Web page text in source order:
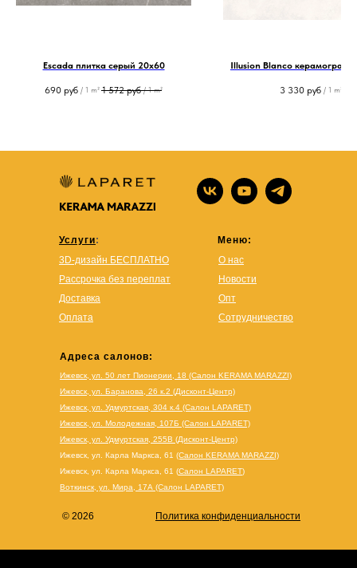
Escada плитка серый 20х60
690 руб / 1 m² 1 572 руб / 1 m²
Illusion Blanco
3 330 руб / 1 m²
Услуги:
3D-дизайн БЕСПЛАТНО
Рассрочка без переплат
Доставка
Оплата
Меню:
О нас
Новости
Опт
Сотрудничество
Адреса салонов:
Ижевск, ул. 50 лет Пионерии, 18 (Салон KERAMA MARAZZI)
Ижевск, ул. Баранова, 26 к.2 (Дисконт-Центр)
Ижевск, ул. Удмуртская, 304 к.4 (Салон LAPARET)
Ижевск, ул. Молодежная, 107Б (Салон LAPARET)
Ижевск, ул. Удмуртская, 255В (Дисконт-Центр)
Ижевск, ул. Карла Маркса, 61 (Салон KERAMA MARAZZI)
Ижевск, ул. Карла Маркса, 61 (Салон LAPARET)
Воткинск, ул. Мира, 17А (Салон LAPARET)
© 2026 Политика конфиденциальности